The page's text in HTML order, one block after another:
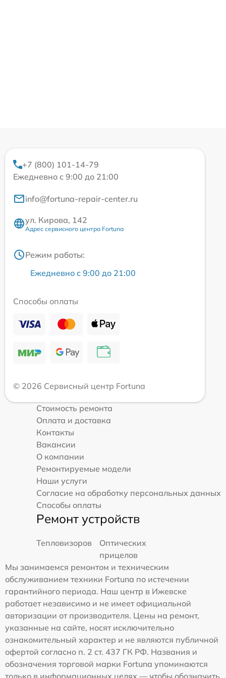
+7 (800) 101-14-79
Ежедневно с 9:00 до 21:00
info@fortuna-repair-center.ru
ул. Кирова, 142
Адрес сервисного центра Fortuna
Режим работы:
Ежедневно с 9:00 до 21:00
Способы оплаты
© 2026 Сервисный центр Fortuna
Стоимость ремонта
Оплата и доставка
Контакты
Вакансии
О компании
Ремонтируемые модели
Наши услуги
Согласие на обработку персональных данных
Способы оплаты
Ремонт устройств
Тепловизоров
Оптических
прицелов
Мы занимаемся ремонтом и техническим
обслуживанием техники Fortuna по истечении
гарантийного периода. Наш центр в Ижевске
работает независимо и не имеет официальной
авторизации от производителя. Цены на ремонт,
указанные на сайте, носят исключительно
ознакомительный характер и не являются публичной
офертой согласно п. 2 ст. 437 ГК РФ. Названия и
обозначения торговой марки Fortuna упоминаются
только в информационных целях — чтобы обозначить